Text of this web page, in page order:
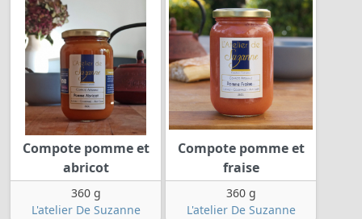
Compote pomme et
abricot
360 g
L'atelier De Suzanne
Compote pomme et
fraise
360 g
L'atelier De Suzanne